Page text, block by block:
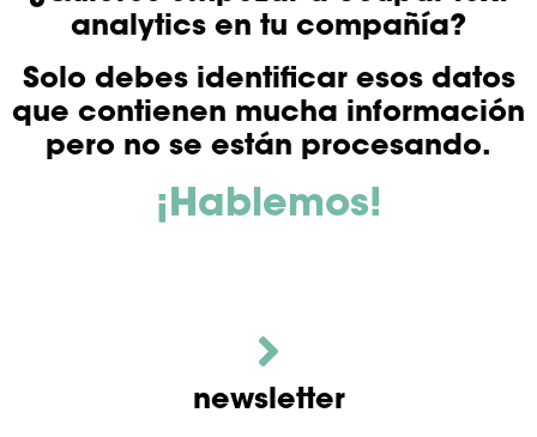
analytics en tu compañía?
Solo debes identificar esos datos
que contienen mucha información
pero no se están procesando.
¡Hablemos!
newsletter